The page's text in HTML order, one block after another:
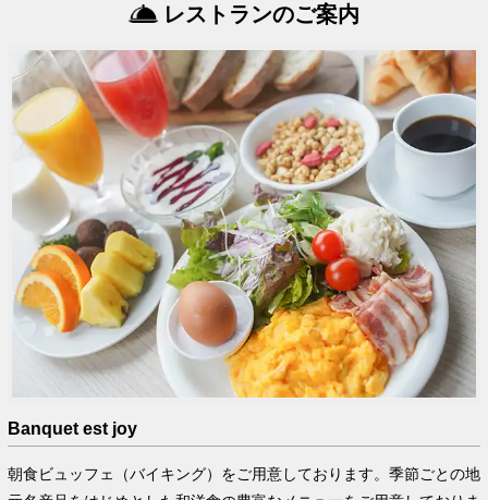
レストランのご案内
Banquet est joy
朝食ビュッフェ（バイキング）をご用意しております。季節ごとの地